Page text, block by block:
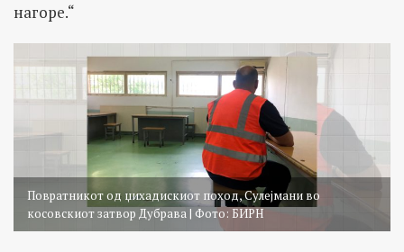
нагоре.“
Повратникот од џихадискиот поход, Сулејмани во
косовскиот затвор Дубрава | Фото: БИРН